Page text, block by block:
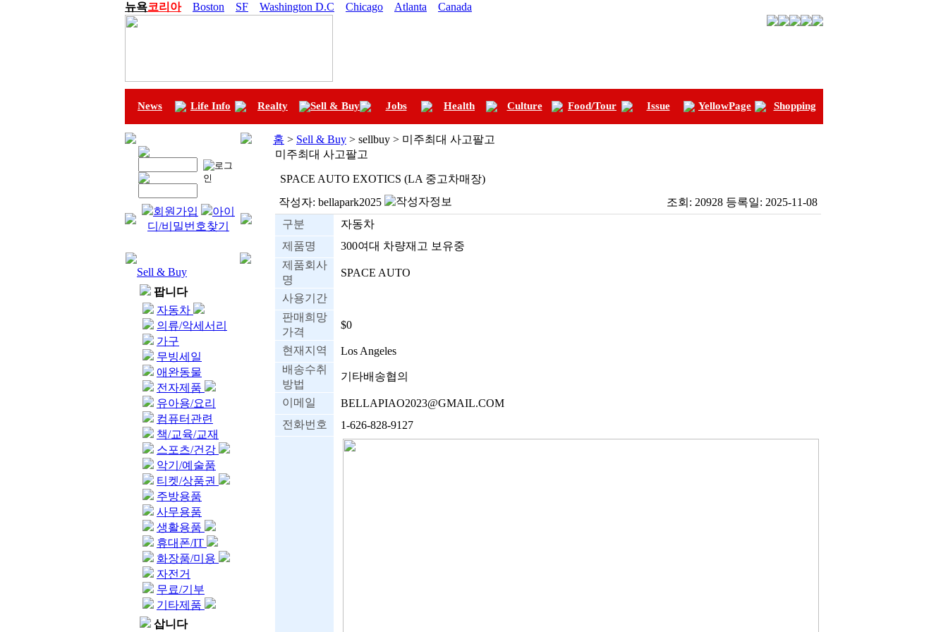
뉴욕코리아 Boston SF Washington D.C Chicago Atlanta Canada
News Life Info Realty Sell & Buy Jobs Health Culture Food/Tour Issue YellowPage Shopping
회원가입
아이
디/비밀번호찾기
Sell & Buy
팝니다
자동차
의류/악세서리
가구
무빙세일
애완동물
전자제품
유아용/요리
컴퓨터관련
책/교육/교재
스포츠/건강
악기/예술품
티켓/상품권
주방용품
사무용품
생활용품
휴대폰/IT
화장품/미용
자전거
무료/기부
기타제품
삽니다
홈 > Sell & Buy > sellbuy > 미주최대 사고팔고
미주최대 사고팔고
SPACE AUTO EXOTICS (LA 중고차매장)
작성자: bellapark2025 조회: 20928 등록일: 2025-11-08
구분
자동차
제품명
300여대 차량재고 보유중
제품회사
명
SPACE AUTO
사용기간
판매희망
가격
$0
현재지역
Los Angeles
배송수취
방법
기타배송협의
이메일
BELLAPIAO2023@GMAIL.COM
전화번호
1-626-828-9127